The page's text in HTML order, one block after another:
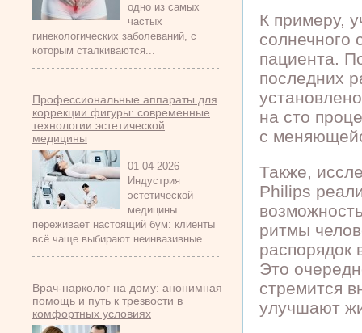
одно из самых
частых
гинекологических заболеваний, с
которым сталкиваются...
Профессиональные аппараты для
коррекции фигуры: современные
технологии эстетической
медицины
01-04-2026
Индустрия
эстетической
медицины
переживает настоящий бум: клиенты
всё чаще выбирают неинвазивные...
Врач-нарколог на дому: анонимная
помощь и путь к трезвости в
комфортных условиях
К примеру,
солнечного
пациента.
последних
на сто
с
Также,
Philips
ритмы
распорядок
Это
стремится
улучшают